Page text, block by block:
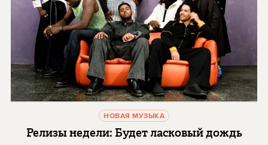
НОВАЯ МУЗЫКА
Релизы недели: Будет ласковый дождь